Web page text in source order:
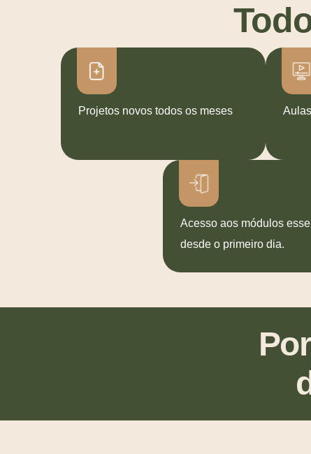
Projetos novos todos os meses
Acesso aos módulos
desde o primeiro dia.